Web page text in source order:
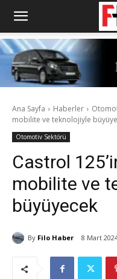
Ana Sayfa Haberler
mobilite ve teknolojiyle
Otomotiv Sektörü
Castrol
mobilite ve
büyüyecek
By Filo Haber 8 Mart